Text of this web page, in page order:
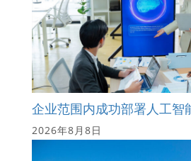
企业范围内成功部署人工智
2026年8月8日